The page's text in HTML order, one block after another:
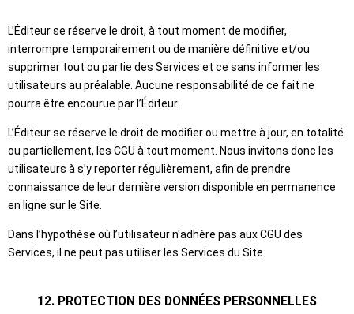
L’Éditeur se réserve le droit, à tout moment de modifier,
interrompre temporairement ou de manière définitive et/ou
supprimer tout ou partie des Services et ce sans informer les
utilisateurs au préalable. Aucune responsabilité de ce fait ne
pourra être encourue par l’Éditeur.
L’Éditeur se réserve le droit de modifier ou mettre à jour, en totalité
ou partiellement, les CGU à tout moment. Nous invitons donc les
utilisateurs à s’y reporter régulièrement, afin de prendre
connaissance de leur dernière version disponible en permanence
en ligne sur le Site.
Dans l’hypothèse où l’utilisateur n'adhère pas aux CGU des
Services, il ne peut pas utiliser les Services du Site.
12. PROTECTION DES DONNÉES PERSONNELLES